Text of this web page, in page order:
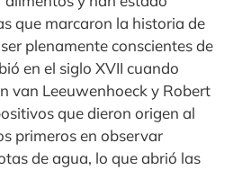
que marcaron la historia de
plenamente conscientes de
en el siglo XVII cuando
van Leeuwenhoeck y Robert
que dieron origen al
primeros en observar
de agua, lo que abrió las